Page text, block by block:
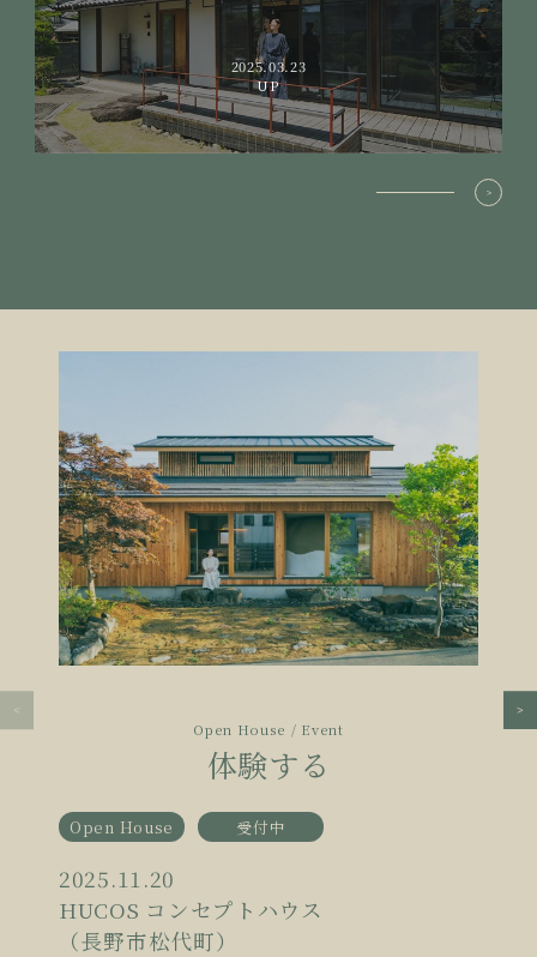
2025.03.23
UP
Open House / Event
体験する
Open House 受付中
2025.11.20
HUCOS コンセプトハウス
（長野市松代町）